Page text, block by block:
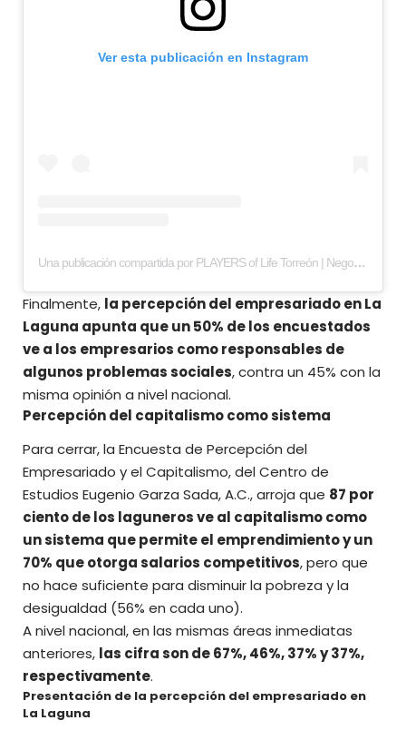
Ver esta publicación en Instagram
Una publicación compartida por PLAYERS of Life Torreón | Negocios y estilo de vida (@playerstorreon)
Finalmente, la percepción del empresariado en La
Laguna apunta que un 50% de los encuestados
ve a los empresarios como responsables de
algunos problemas sociales, contra un 45% con la
misma opinión a nivel nacional.
Percepción del capitalismo como sistema
Para cerrar,la Encuesta de Percepción del
Empresariado y el Capitalismo, del Centro de
Estudios Eugenio Garza Sada, A.C., arroja que 87 por
ciento de los laguneros ve al capitalismo como
un sistema que permite el emprendimiento y un
70% que otorga salarios competitivos, pero que
no hace suficiente para disminuir la pobreza y la
desigualdad (56% en cada uno).
A nivel nacional, en las mismas áreas inmediatas
anteriores, las cifra son de 67%, 46%, 37% y 37%,
respectivamente.
Presentación de la percepción del empresariado en
La Laguna